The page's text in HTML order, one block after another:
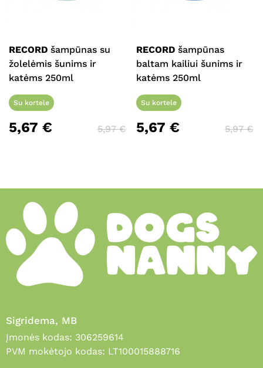
RECORD šampūnas su
žolelėmis šunims ir
katėms 250ml
Su kortele
5,67 € 5,97€
RECORD šampūnas
baltam kailiui šunims ir
katėms 250ml
Su kortele
5,67€ 5,97€
Sigridema, MB
Įmonės kodas: 306259614
PVM mokėtojo kodas: LT100015888716